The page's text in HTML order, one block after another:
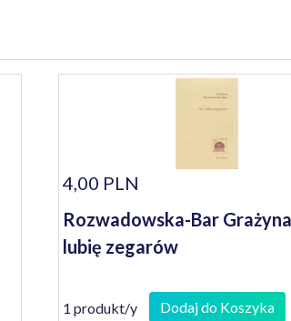
4,00 PLN
Rozwadowska-Bar
lubię zegarów
1 produkt/y Dodaj do Koszyka